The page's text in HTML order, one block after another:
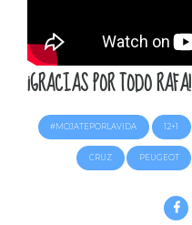
¡GRACIAS POR TODO RAFA!
#MOJATEPORLAVIDA 12+1
CRUZ PEUGEOT